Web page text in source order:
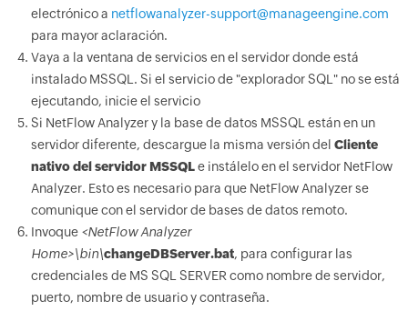
electrónico a netflowanalyzer-support@manageengine.com
para mayor aclaración.
Vaya a la ventana de servicios en el servidor donde está
instalado MSSQL. Si el servicio de "explorador SQL" no se está
ejecutando, inicie el servicio
Si NetFlow Analyzer y la base de datos MSSQL están en un
servidor diferente, descargue la misma versión del Cliente
nativo del servidor MSSQLe instálelo en el servidor NetFlow
Analyzer. Esto es necesario para que NetFlow Analyzer se
comunique con el servidor de bases de datos remoto.
Invoque <NetFlow Analyzer
Home>\bin\changeDBServer.bat, para configurar las
credenciales de MS SQL SERVER como nombre de servidor,
puerto, nombre de usuario y contraseña.